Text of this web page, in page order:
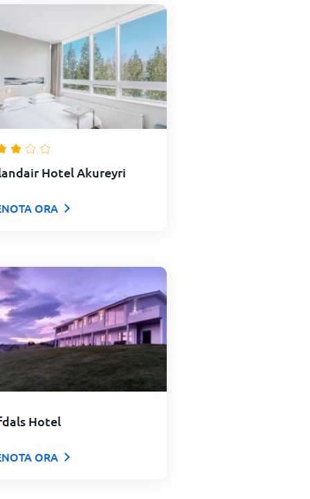
Hotel Akureyri
ORA
Hotel
ORA